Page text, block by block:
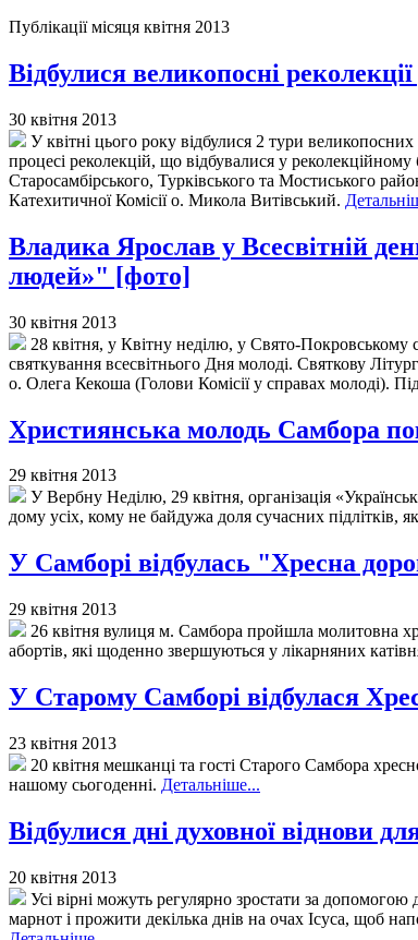
Публікації місяця квітня 2013
Відбулися великопосні
30 квітня 2013
У квітні цього року відбулися 2 тури
процесі реколекцій, що відбувалися у
Старосамбірського, Турківського та Мостиського
Катехитичної Комісії о. Микола Витівський.
Владика Ярослав у Всесвітній
людей»" [фото]
30 квітня 2013
28 квітня, у Квітну неділю, у Свято-Покровському
святкування всесвітнього Дня молоді. Святкову
о. Олега Кекоша (Голови Комісії у справах молоді).
Християнська молодь Самбора
29 квітня 2013
У Вербну Неділю, 29 квітня, організація
дому усіх, кому не байдужа доля сучасних підлітків,
У Самборі відбулась "Хресна
29 квітня 2013
26 квітня вулиця м. Самбора пройшла молитовна
абортів, які щоденно звершуються у лікарняних
У Старому Самборі відбулася
23 квітня 2013
20 квітня мешканці та гості Старого Самбора
нашому сьогоденні. Детальніше...
Відбулися дні духовної віднови
20 квітня 2013
Усі вірні можуть регулярно зростати за
марнот і прожити декілька днів на очах Ісуса, щоб